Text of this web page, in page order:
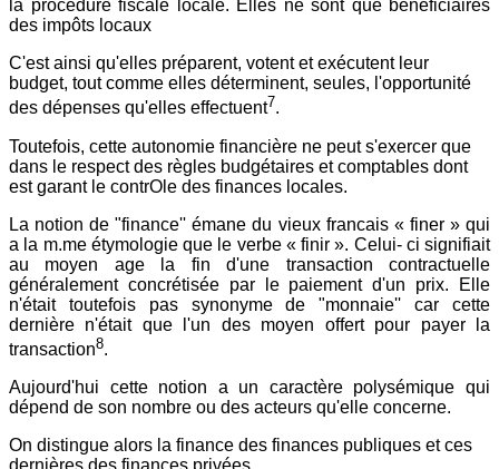
la procédure fiscale locale. Elles ne sont que bénéficiaires
des impôts locaux
C'est ainsi qu'elles préparent, votent et exécutent leur
budget, tout comme elles déterminent, seules, l'opportunité
des dépenses qu'elles effectuent7.
Toutefois, cette autonomie financière ne peut s'exercer que
dans le respect des règles budgétaires et comptables dont
est garant le contrOle des finances locales.
La notion de "finance'' émane du vieux francais « finer » qui
a la m.me étymologie que le verbe « finir ». Celui- ci signifiait
au moyen age la fin d'une transaction contractuelle
généralement concrétisée par le paiement d'un prix. Elle
n'était toutefois pas synonyme de "monnaie'' car cette
dernière n'était que l'un des moyen offert pour payer la
transaction8.
Aujourd'hui cette notion a un caractère polysémique qui
dépend de son nombre ou des acteurs qu'elle concerne.
On distingue alors la finance des finances publiques et ces
dernières des finances privées